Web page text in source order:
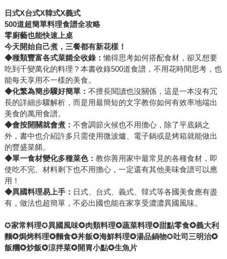
日式X台式X韓式X義式
500道超簡單料理食譜全攻略
零廚藝也能快速上桌
今天開始自己煮，三餐都有新花樣！
◆種類豐富各式菜餚全收錄：懶得思考如何搭配食材，卻又想要
吃到千變萬化的料理？本書收錄500道食譜，不用花時間思考，也
能每天享用不一樣的美食。
◆化繁為簡步驟好簡單： 不擅長閱讀也沒關係，這是一本沒有冗
長的詳細步驟解析，而是用最簡短的文字教你如何有效率地端出
美食的萬用食譜。
◆會按開關就會煮： 不會調節火候也不用擔心，除了平底鍋之
外，書中也介紹許多只需使用微波爐、電子鍋或是烤箱就能做出
的豐盛菜餚。
◆單一食材變化多種菜色： 教你善用家中最常見的各種食材，即
使吃不完、材料剩下也不用擔心，一定還有其他美味食譜可以應
用！
◆異國料理易上手： 日式、台式、義式、韓式等各國美食應有盡
有，做法也超簡單，不必出國也能在家享受濃濃異國風味。
✪家常料理✪異國風味✪肉類料理✪蔬菜料理✪甜點零食✪義大利
麵✪焗烤料理✪麵食✪丼飯✪海鮮料理✪湯品鍋物✪吐司三明治✪
飯糰✪炒飯✪涼拌菜✪開胃小點✪生魚片